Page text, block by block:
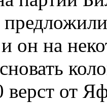
он на
верст от